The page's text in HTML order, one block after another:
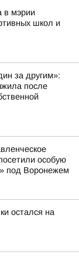
в мэрии
школ и
за другим»:
после
особую
под Воронежем
остался на